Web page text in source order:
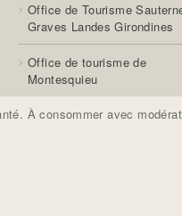
Office de Tourisme
Graves Landes Girondines
Office de tourisme de
Montesquieu
À consommer avec